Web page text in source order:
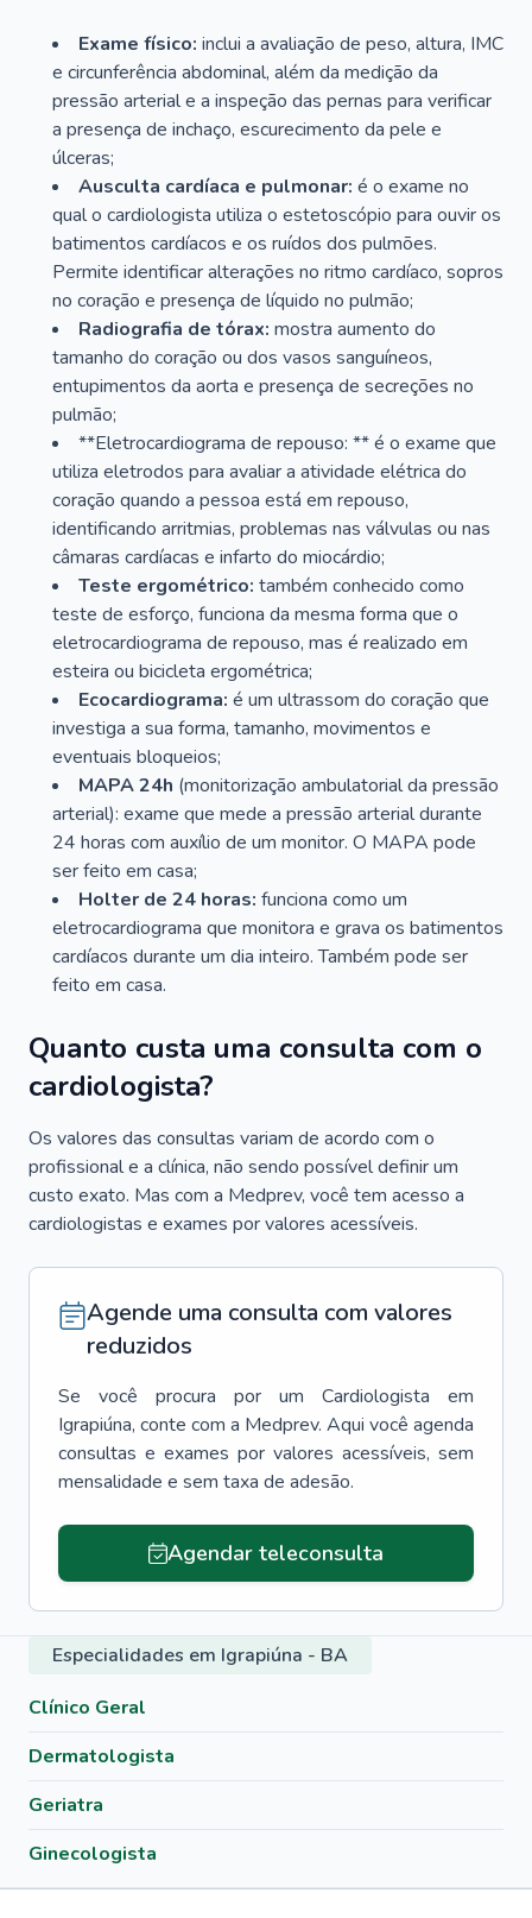
Exame físico: inclui a avaliação de peso, altura, IMC
e circunferência abdominal, além da medição da
pressão arterial e a inspeção das pernas para verificar
a presença de inchaço, escurecimento da pele e
úlceras;
Ausculta cardíaca e pulmonar: é o exame no
qual o cardiologista utiliza o estetoscópio para ouvir os
batimentos cardíacos e os ruídos dos pulmões.
Permite identificar alterações no ritmo cardíaco, sopros
no coração e presença de líquido no pulmão;
Radiografia de tórax: mostra aumento do
tamanho do coração ou dos vasos sanguíneos,
entupimentos da aorta e presença de secreções no
pulmão;
**Eletrocardiograma de repouso: ** é o exame que
utiliza eletrodos para avaliar a atividade elétrica do
coração quando a pessoa está em repouso,
identificando arritmias, problemas nas válvulas ou nas
câmaras cardíacas e infarto do miocárdio;
Teste ergométrico: também conhecido como
teste de esforço, funciona da mesma forma que o
eletrocardiograma de repouso, mas é realizado em
esteira ou bicicleta ergométrica;
Ecocardiograma: é um ultrassom do coração que
investiga a sua forma, tamanho, movimentos e
eventuais bloqueios;
MAPA 24h (monitorização ambulatorial da pressão
arterial): exame que mede a pressão arterial durante
24 horas com auxílio de um monitor. O MAPA pode
ser feito em casa;
Holter de 24 horas: funciona como um
eletrocardiograma que monitora e grava os batimentos
cardíacos durante um dia inteiro. Também pode ser
feito em casa.
Quanto custa uma consulta com o
cardiologista?
Os valores das consultas variam de acordo com o
profissional e a clínica, não sendo possível definir um
custo exato. Mas com a Medprev, você tem acesso a
cardiologistas e exames por valores acessíveis.
Agende uma consulta com valores
reduzidos
Se você procura por um Cardiologista
em
Igrapiúna, conte com a Medprev. Aqui você agenda
consultas e exames por valores acessíveis, sem
mensalidade e sem taxa de adesão.
Agendar teleconsulta
Especialidades em Igrapiúna - BA
Clínico Geral
Dermatologista
Geriatra
Ginecologista